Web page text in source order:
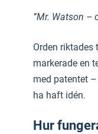
”Mr. Watson –
Orden riktades
markerade en
med patentet
ha haft idén.
Hur